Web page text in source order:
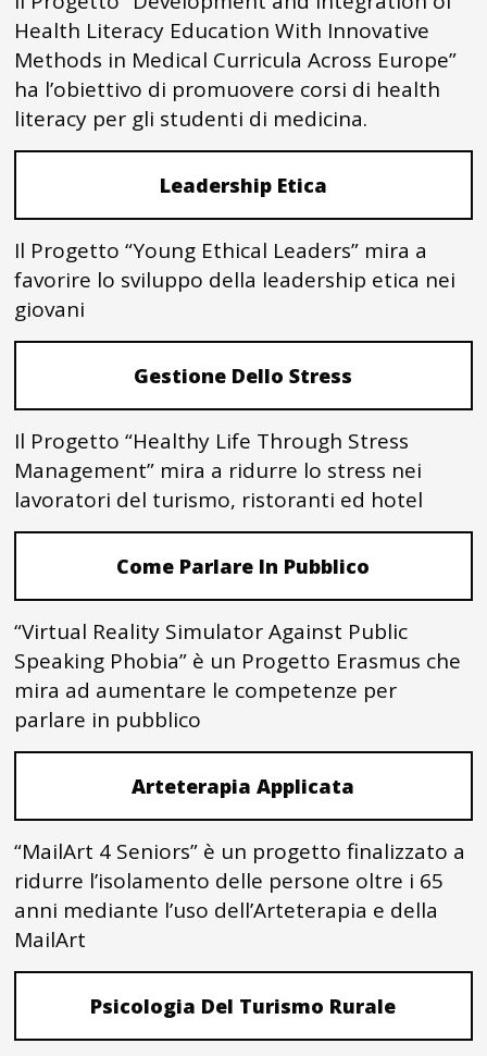
Health Literacy Education With Innovative
Methods in Medical Curricula Across Europe”
ha l’obiettivo di promuovere corsi di health
literacy per gli studenti di medicina.
Leadership Etica
Il Progetto “Young Ethical Leaders” mira a
favorire lo sviluppo della leadership etica nei
giovani
Gestione Dello Stress
Il Progetto “Healthy Life Through Stress
Management” mira a ridurre lo stress nei
lavoratori del turismo, ristoranti ed hotel
Come Parlare In Pubblico
“Virtual Reality Simulator Against Public
Speaking Phobia” è un Progetto Erasmus che
mira ad aumentare le competenze per
parlare in pubblico
Arteterapia Applicata
“MailArt 4 Seniors” è un progetto finalizzato a
ridurre l’isolamento delle persone oltre i 65
anni mediante l’uso dell’Arteterapia e della
MailArt
Psicologia Del Turismo Rurale